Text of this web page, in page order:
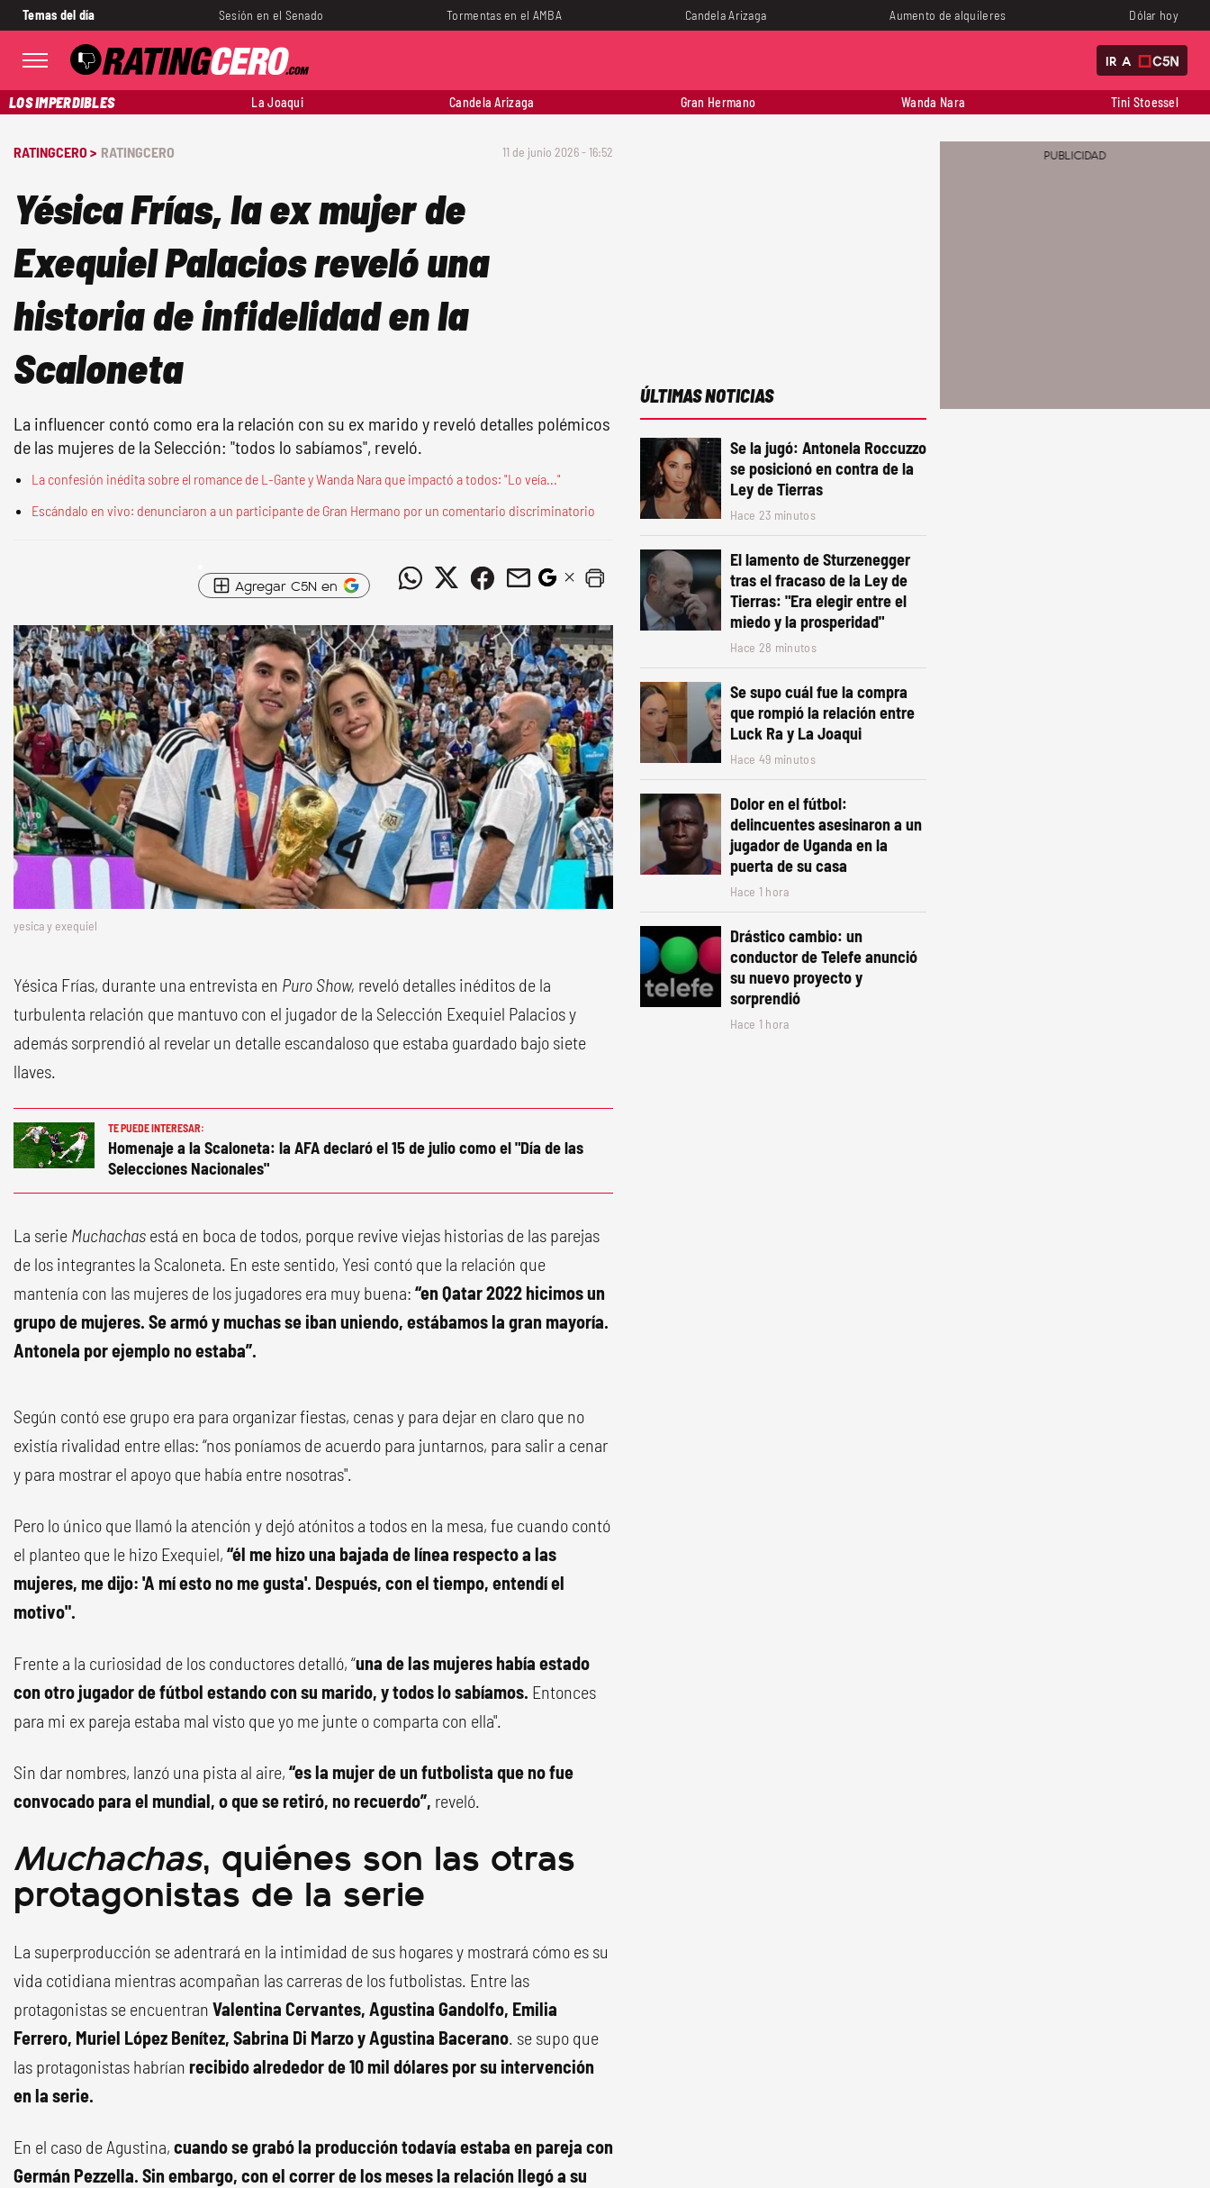
Temas del día Sesión en el Senado Tormentas en el AMBA Candela Arizaga Aumento de alquileres Dólar hoy
IR A
LOS IMPERDIBLES La Joaqui Candela Arizaga Gran Hermano Wanda Nara Tini Stoessel
RATINGCERO > RATINGCERO 11 de junio 2026 - 16:52
Yésica Frías, la ex mujer de
Exequiel Palacios reveló una
historia de infidelidad en la
Scaloneta
La influencer contó como era la relación con su ex marido y reveló detalles polémicos
de las mujeres de la Selección: "todos lo sabíamos", reveló.
La confesión inédita sobre el romance de L-Gante y Wanda Nara que impactó a todos: "Lo veía..."
Escándalo en vivo: denunciaron a un participante de Gran Hermano por un comentario discriminatorio
Agregar C5N en
yesica y exequiel
Yésica Frías, durante una entrevista en Puro Show, reveló detalles inéditos de la
turbulenta relación que mantuvo con el jugador de la Selección Exequiel Palacios y
además sorprendió al revelar un detalle escandaloso que estaba guardado bajo siete
llaves.
TE PUEDE INTERESAR:
Homenaje a la Scaloneta: la AFA declaró el 15 de julio como el "Día de las
Selecciones Nacionales"
La serie Muchachas está en boca de todos, porque revive viejas historias de las parejas
de los integrantes la Scaloneta. En este sentido, Yesi contó que la relación que
mantenía con las mujeres de los jugadores era muy buena: “en Qatar 2022 hicimos un
grupo de mujeres. Se armó y muchas se iban uniendo, estábamos la gran mayoría.
Antonela por ejemplo no estaba”.
Según contó ese grupo era para organizar fiestas, cenas y para dejar en claro que no
existía rivalidad entre ellas: “nos poníamos de acuerdo para juntarnos, para salir a cenar
y para mostrar el apoyo que había entre nosotras".
Pero lo único que llamó la atención y dejó atónitos a todos en la mesa, fue cuando contó
el planteo que le hizo Exequiel, “él me hizo una bajada de línea respecto a las
mujeres, me dijo: 'A mí esto no me gusta'. Después, con el tiempo, entendí el
motivo".
Frente a la curiosidad de los conductores detalló, “una de las mujeres había estado
con otro jugador de fútbol estando con su marido, y todos lo sabíamos. Entonces
para mi ex pareja estaba mal visto que yo me junte o comparta con ella".
Sin dar nombres, lanzó una pista al aire, “es la mujer de un futbolista que no fue
convocado para el mundial, o que se retiró, no recuerdo”, reveló.
Muchachas, quiénes son las otras
protagonistas de la serie
La superproducción se adentrará en la intimidad de sus hogares y mostrará cómo es su
vida cotidiana mientras acompañan las carreras de los futbolistas. Entre las
protagonistas se encuentran Valentina Cervantes, Agustina Gandolfo, Emilia
Ferrero, Muriel López Benítez, Sabrina Di Marzo y Agustina Bacerano. se supo que
las protagonistas habrían recibido alrededor de 10 mil dólares por su intervención
en la serie.
En el caso de Agustina, cuando se grabó la producción todavía estaba en pareja con
Germán Pezzella. Sin embargo, con el correr de los meses la relación llegó a su
ÚLTIMAS NOTICIAS
Se la jugó: Antonela Roccuzzo
se posicionó en contra de la
Ley de Tierras
Hace 23 minutos
El lamento de Sturzenegger
tras el fracaso de la Ley de
Tierras: "Era elegir entre el
miedo y la prosperidad"
Hace 28 minutos
Se supo cuál fue la compra
que rompió la relación entre
Luck Ra y La Joaqui
Hace 49 minutos
Dolor en el fútbol:
delincuentes asesinaron a un
jugador de Uganda en la
puerta de su casa
Hace 1 hora
Drástico cambio: un
conductor de Telefe anunció
su nuevo proyecto y
sorprendió
Hace 1 hora